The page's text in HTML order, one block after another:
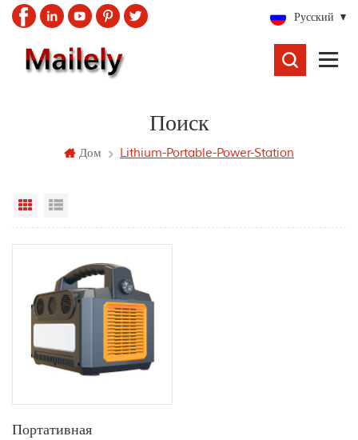
Русский
Поиск
Дом Lithium-Portable-Power-Station
Grid View
Портативная